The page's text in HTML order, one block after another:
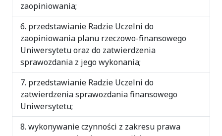
zaopiniowania;
przedstawianie Radzie Uczelni do
zaopiniowania planu rzeczowo-finansowego
Uniwersytetu oraz do zatwierdzenia
sprawozdania z jego wykonania;
przedstawianie Radzie Uczelni do
zatwierdzenia sprawozdania finansowego
Uniwersytetu;
wykonywanie czynności z zakresu prawa